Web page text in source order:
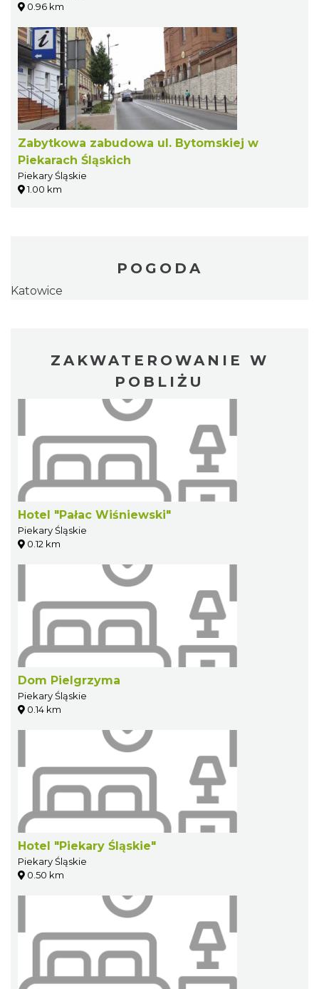
0.96 km
Zabytkowa zabudowa ul. Bytomskiej w
Piekarach Śląskich
Piekary Śląskie
1.00 km
POGODA
Katowice
ZAKWATEROWANIE W
POBLIŻU
Hotel "Pałac Wiśniewski"
Piekary Śląskie
0.12 km
Dom Pielgrzyma
Piekary Śląskie
0.14 km
Hotel "Piekary Śląskie"
Piekary Śląskie
0.50 km